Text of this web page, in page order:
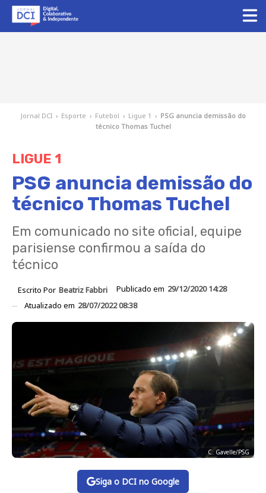
Jornal DCI › Esporte › Futebol › Ligue 1 › PSG anuncia demissão do
técnico Thomas Tuchel
LIGUE 1
PSG anuncia demissão do
técnico Thomas Tuchel
Em comunicado no site oficial, equipe
parisiense confirmou a saída do
técnico
Escrito Por Beatriz Fabbri Publicado em 29/12/2020 14:28
Atualizado em 28/07/2022 08:38
C. Gavelle/PSG
Siga o DCI no Google